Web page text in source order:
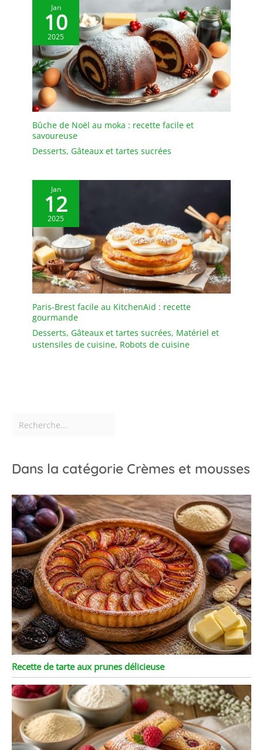
sans danger pour la
bouche. La cuillère de
table a un design
classique et simple et
peut être utilisée avec les
couverts existants. De
plus, son design
ergonomique est
agréable à utiliser.
【Lave-vaisselle 】Ces
fois lavables à la main et
surface lisse qui ne laisse
Pour protéger les
cuillères, n'utilisez pas
de brosse métallique ou
d'autres outils de
nettoyage durs pour
nettoyer les cuillères.
【Utilisation
généralisée】Cet
ensemble de couverts à
convient à une variété
d'occasions de repas,
Jan
10
2025
Bûche de Noël au moka : recette facile et
savoureuse
Desserts, Gâteaux et tartes sucrées
Jan
12
2025
Paris-Brest facile au KitchenAid : recette
gourmande
Desserts, Gâteaux et tartes sucrées, Matériel et
ustensiles de cuisine, Robots de cuisine
Dans la catégorie Crèmes et mousses
Recette de tarte aux prunes délicieuse